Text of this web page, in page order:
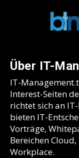
Über IT-
IT-
Interest-Seiten
richtet sich an
bieten IT-
Vorträge,
Bereichen
Workplace.